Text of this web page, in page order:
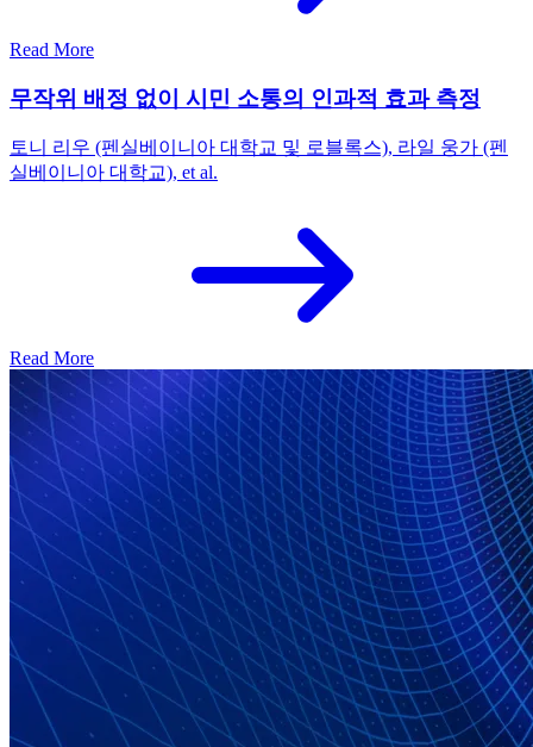
Read More
무작위 배정 없이 시민 소통의 인과적 효과 측정
토니 리우 (펜실베이니아 대학교 및 로블록스), 라일 웅가 (펜
실베이니아 대학교), et al.
Read More